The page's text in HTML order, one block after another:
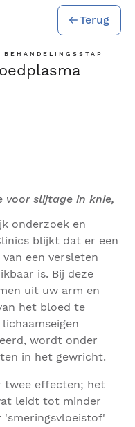
Terug
voor slijtage in knie,
onderzoek en
blijkt dat er een
een versleten
is. Bij deze
uit uw arm en
het bloed te
wordt onder
in het gewricht.
twee effecten; het
leidt tot minder
'smeringsvloeistof'